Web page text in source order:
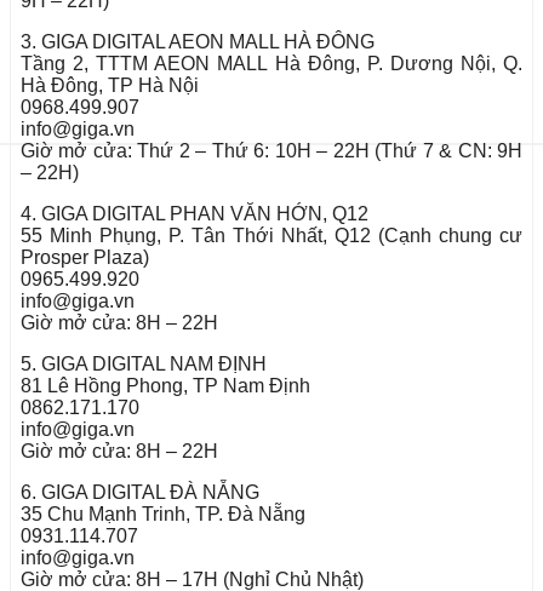
3. GIGA DIGITAL AEON MALL HÀ ĐÔNG
Tầng 2, TTTM AEON MALL Hà Đông, P. Dương Nội, Q.
Hà Đông, TP Hà Nội
0968.499.907
info@giga.vn
Giờ mở cửa: Thứ 2 – Thứ 6: 10H – 22H (Thứ 7 & CN: 9H
– 22H)
4. GIGA DIGITAL PHAN VĂN HỚN, Q12
55 Minh Phụng, P. Tân Thới Nhất, Q12 (Cạnh chung cư
Prosper Plaza)
0965.499.920
info@giga.vn
Giờ mở cửa: 8H – 22H
5. GIGA DIGITAL NAM ĐỊNH
81 Lê Hồng Phong, TP Nam Định
0862.171.170
info@giga.vn
Giờ mở cửa: 8H – 22H
6. GIGA DIGITAL ĐÀ NẴNG
35 Chu Mạnh Trinh, TP. Đà Nẵng
0931.114.707
info@giga.vn
Giờ mở cửa: 8H – 17H (Nghỉ Chủ Nhật)